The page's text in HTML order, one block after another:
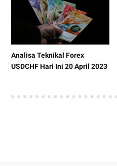
Analisa Teknikal Forex
USDCHF Hari Ini 20 April 2023